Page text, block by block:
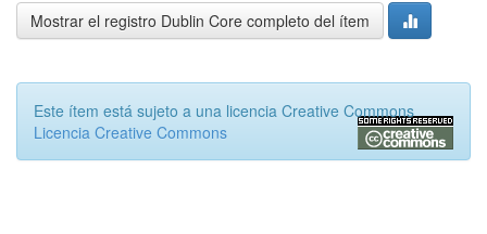
Mostrar el registro Dublin Core completo del ítem
Este ítem está sujeto a una licencia Creative Commons
Licencia Creative Commons